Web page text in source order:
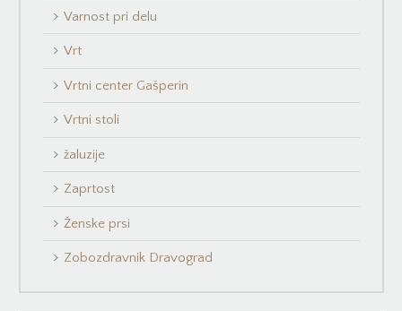
Varnost pri delu
Vrt
Vrtni center Gašperin
Vrtni stoli
žaluzije
Zaprtost
Ženske prsi
Zobozdravnik Dravograd